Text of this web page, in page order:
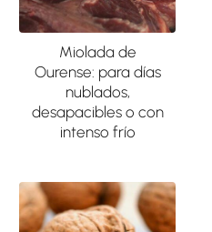
Miolada de
Ourense: para días
nublados,
desapacibles o con
intenso frío